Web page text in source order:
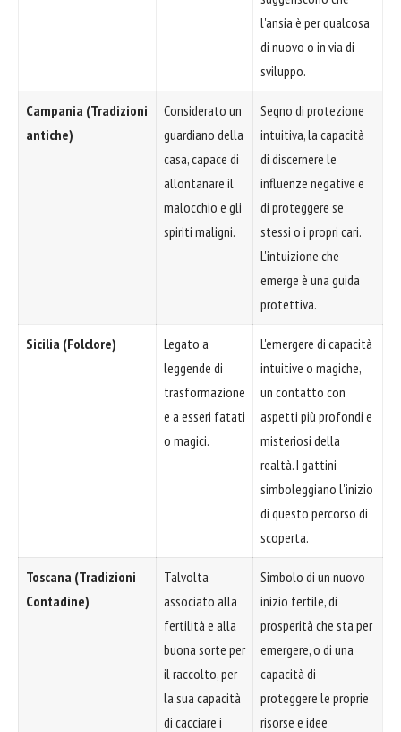
l'ansia è per qualcosa
di nuovo o in via di
sviluppo.
Campania (Tradizioni
antiche)
Considerato un
guardiano della
casa, capace di
allontanare il
malocchio e gli
spiriti maligni.
Segno di protezione
intuitiva, la capacità
di discernere le
influenze negative e
di proteggere se
stessi o i propri cari.
L'intuizione che
emerge è una guida
protettiva.
Sicilia (Folclore)
Legato a
leggende di
trasformazione
e a esseri fatati
o magici.
L'emergere di capacità
intuitive o magiche,
un contatto con
aspetti più profondi e
misteriosi della
realtà. I gattini
simboleggiano l'inizio
di questo percorso di
scoperta.
Toscana (Tradizioni
Contadine)
Talvolta
associato alla
fertilità e alla
buona sorte per
il raccolto, per
la sua capacità
di cacciare i
Simbolo di un nuovo
inizio fertile, di
prosperità che sta per
emergere, o di una
capacità di
proteggere le proprie
risorse e idee